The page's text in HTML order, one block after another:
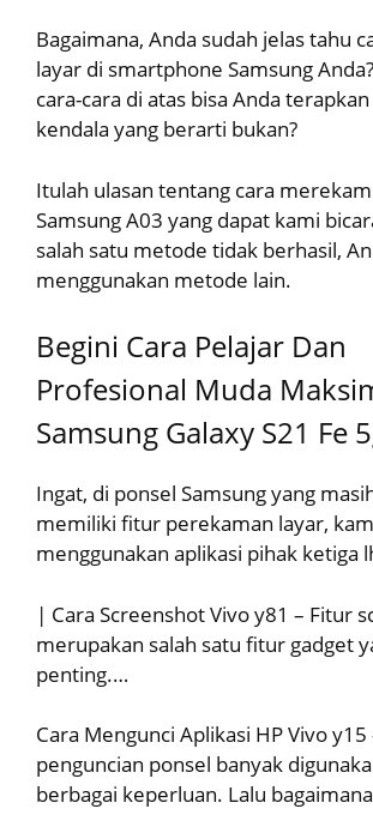
Bagaimana, Anda sudah jelas tahu
layar di smartphone Samsung
cara-cara di atas bisa Anda
kendala yang berarti bukan?
Itulah ulasan tentang cara
Samsung A03 yang dapat kami
salah satu metode tidak berhasil,
menggunakan metode lain.
Begini Cara Pelajar Dan
Profesional Muda
Samsung Galaxy S21 Fe
Ingat, di ponsel Samsung yang
memiliki fitur perekaman layar,
menggunakan aplikasi pihak ketiga
| Cara Screenshot Vivo y81 – Fitur
merupakan salah satu fitur gadget
penting.…
Cara Mengunci Aplikasi HP Vivo y15
penguncian ponsel banyak
berbagai keperluan. Lalu